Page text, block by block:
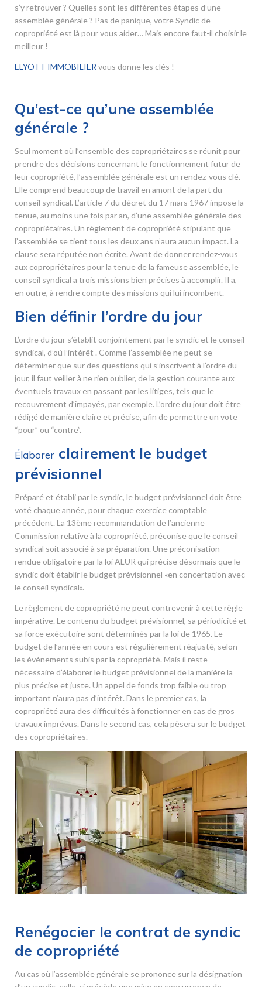
s’y retrouver ? Quelles sont les différentes étapes d’une
assemblée générale ? Pas de panique, votre Syndic de
copropriété est là pour vous aider… Mais encore faut-il choisir le
meilleur !
ELYOTT IMMOBILIER vous donne les clés !
Qu’est-ce qu’une assemblée
générale ?
Seul moment où l’ensemble des copropriétaires se réunit pour
prendre des décisions concernant le fonctionnement futur de
leur copropriété, l’assemblée générale est un rendez-vous clé.
Elle comprend beaucoup de travail en amont de la part du
conseil syndical. L’article 7 du décret du 17 mars 1967 impose la
tenue, au moins une fois par an, d’une assemblée générale des
copropriétaires. Un règlement de copropriété stipulant que
l’assemblée se tient tous les deux ans n’aura aucun impact. La
clause sera réputée non écrite. Avant de donner rendez-vous
aux copropriétaires pour la tenue de la fameuse assemblée, le
conseil syndical a trois missions bien précises à accomplir. Il a,
en outre, à rendre compte des missions qui lui incombent.
Bien définir l’ordre du jour
L’ordre du jour s’établit conjointement par le syndic et le conseil
syndical, d’où l’intérêt . Comme l’assemblée ne peut se
déterminer que sur des questions qui s’inscrivent à l’ordre du
jour, il faut veiller à ne rien oublier, de la gestion courante aux
éventuels travaux en passant par les litiges, tels que le
recouvrement d’impayés, par exemple. L’ordre du jour doit être
rédigé de manière claire et précise, afin de permettre un vote
“pour” ou “contre”.
Élaborer clairement le budget
prévisionnel
Préparé et établi par le syndic, le budget prévisionnel doit être
voté chaque année, pour chaque exercice comptable
précédent. La 13ème recommandation de l’ancienne
Commission relative à la copropriété, préconise que le conseil
syndical soit associé à sa préparation. Une préconisation
rendue obligatoire par la loi ALUR qui précise désormais que le
syndic doit établir le budget prévisionnel «en concertation avec
le conseil syndical».
Le règlement de copropriété ne peut contrevenir à cette règle
impérative. Le contenu du budget prévisionnel, sa périodicité et
sa force exécutoire sont déterminés par la loi de 1965. Le
budget de l’année en cours est régulièrement réajusté, selon
les événements subis par la copropriété. Mais il reste
nécessaire d’élaborer le budget prévisionnel de la manière la
plus précise et juste. Un appel de fonds trop faible ou trop
important n’aura pas d’intérêt. Dans le premier cas, la
copropriété aura des difficultés à fonctionner en cas de gros
travaux imprévus. Dans le second cas, cela pèsera sur le budget
des copropriétaires.
Renégocier le contrat de syndic
de copropriété
Au cas où l’assemblée générale se prononce sur la désignation